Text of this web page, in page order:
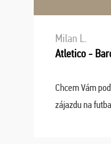
Milan L.
Atletico -
Chcem Vám
zájazdu na